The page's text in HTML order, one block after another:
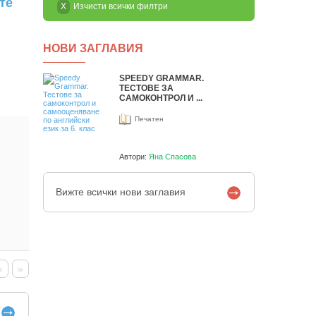
› »
X Изчисти всички филтри
НОВИ ЗАГЛАВИЯ
SPEEDY GRAMMAR.
ТЕСТОВЕ ЗА
САМОКОНТРОЛ И ...
Автори: Яна Спасова
Печатен
Вижте всички нови заглавия